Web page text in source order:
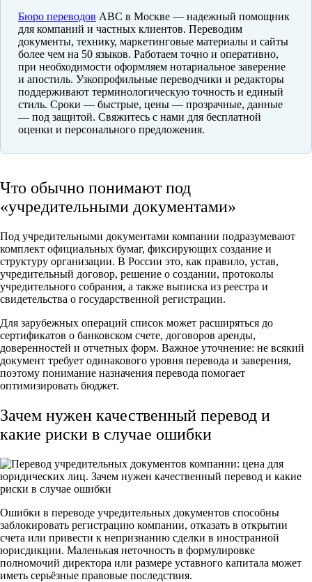
Бюро переводов ABC в Москве — надежный помощник
для компаний и частных клиентов. Переводим
документы, технику, маркетинговые материалы и сайты
более чем на 50 языков. Работаем точно и оперативно,
при необходимости оформляем нотариальное заверение
и апостиль. Узкопрофильные переводчики и редакторы
поддерживают терминологическую точность и единый
стиль. Сроки — быстрые, цены — прозрачные, данные
— под защитой. Свяжитесь с нами для бесплатной
оценки и персонального предложения.
Что обычно понимают под
«учредительными документами»
Под учредительными документами компании подразумевают
комплект официальных бумаг, фиксирующих создание и
структуру организации. В России это, как правило, устав,
учредительный договор, решение о создании, протоколы
учредительного собрания, а также выписка из реестра и
свидетельства о государственной регистрации.
Для зарубежных операций список может расширяться до
сертификатов о банковском счете, договоров аренды,
доверенностей и отчетных форм. Важное уточнение: не всякий
документ требует одинакового уровня перевода и заверения,
поэтому понимание назначения перевода помогает
оптимизировать бюджет.
Зачем нужен качественный перевод и
какие риски в случае ошибки
Ошибки в переводе учредительных документов способны
заблокировать регистрацию компании, отказать в открытии
счета или привести к непризнанию сделки в иностранной
юрисдикции. Маленькая неточность в формулировке
полномочий директора или размере уставного капитала может
иметь серьёзные правовые последствия.